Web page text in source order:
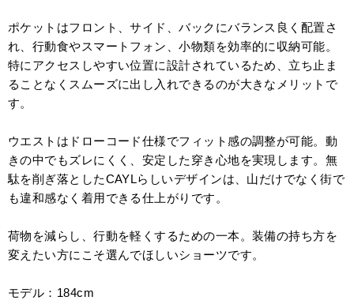
ポケットはフロント、サイド、バックにバランス良く配置さ
れ、行動食やスマートフォン、小物類を効率的に収納可能。
特にアクセスしやすい位置に設計されているため、立ち止ま
ることなくスムーズに出し入れできるのが大きなメリットで
す。
ウエストはドローコード仕様でフィット感の調整が可能。動
きの中でもズレにくく、安定した穿き心地を実現します。無
駄を削ぎ落としたCAYLらしいデザインは、山だけでなく街で
も違和感なく着用できる仕上がりです。
荷物を減らし、行動を軽くするための一本。装備の持ち方を
変えたい方にこそ選んでほしいショーツです。
モデル：184cm